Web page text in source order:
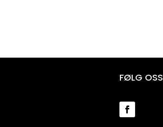
FØLG OSS